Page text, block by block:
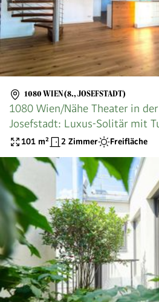
1080 WIEN (8., JOSEFSTADT)
1080 Wien/Nähe Theater in der
Josefstadt: Luxus-Solitär mit
Loggia und Loft-Feeling
101 m² 2 Zimmer Freifläche